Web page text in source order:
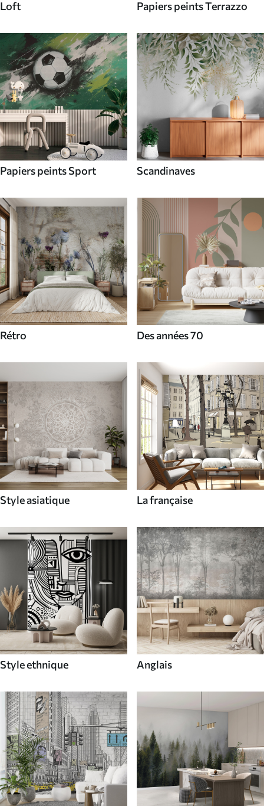
Loft Papiers peints Terrazzo
Papiers peints Sport Scandinaves
Rétro Des années 70
Style asiatique La française
Style ethnique Anglais